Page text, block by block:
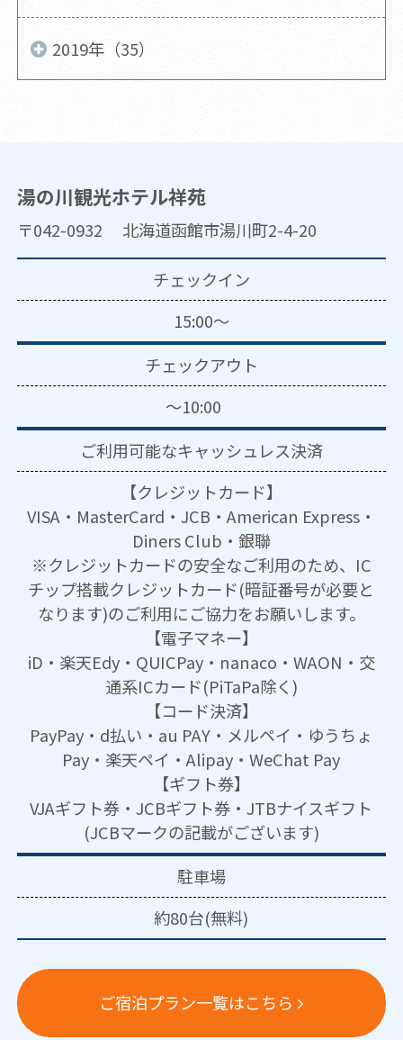
2019年（35）
湯の川観光ホテル祥苑
〒042-0932 北海道函館市湯川町2-4-20
チェックイン
15:00～
チェックアウト
～10:00
ご利用可能なキャッシュレス決済
【クレジットカード】
VISA・MasterCard・JCB・American Express・
Diners Club・銀聯
※クレジットカードの安全なご利用のため、IC
チップ搭載クレジットカード(暗証番号が必要と
なります)のご利用にご協力をお願いします。
【電子マネー】
iD・楽天Edy・QUICPay・nanaco・WAON・交
通系ICカード(PiTaPa除く)
【コード決済】
PayPay・d払い・au PAY・メルペイ・ゆうちょ
Pay・楽天ペイ・Alipay・WeChat Pay
【ギフト券】
VJAギフト券・JCBギフト券・JTBナイスギフト
(JCBマークの記載がございます)
駐車場
約80台(無料)
ご宿泊プラン一覧はこちら